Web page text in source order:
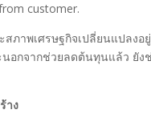
customer.
ภาพเศรษฐกิจเปลี่ยนแปลงอ
นอกจากช่วยลดต้นทุนแล้ว ยั
าง